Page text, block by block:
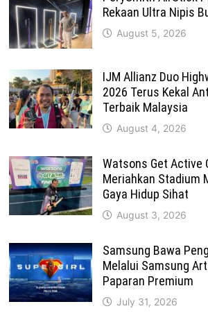
Rekaan Ultra Nipis
August 5, 2026
IJM Allianz Duo
2026 Terus Kekal
Terbaik Malaysia
August 4, 2026
Watsons Get Active
Meriahkan Stadium
Gaya Hidup Sihat
August 3, 2026
Samsung Bawa
Melalui Samsung
Paparan Premium
July 31, 2026